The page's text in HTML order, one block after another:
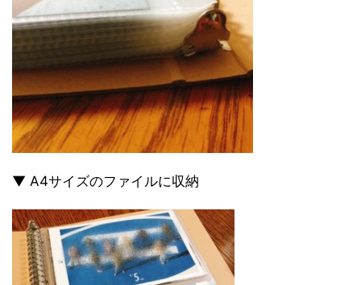
▼ A4サイズのファイルに収納